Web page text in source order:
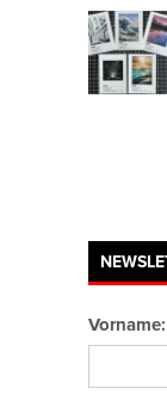
Vorname: